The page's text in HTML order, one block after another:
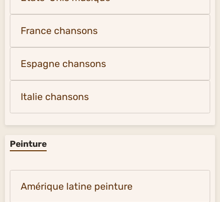
France chansons
Espagne chansons
Italie chansons
Peinture
Amérique latine peinture